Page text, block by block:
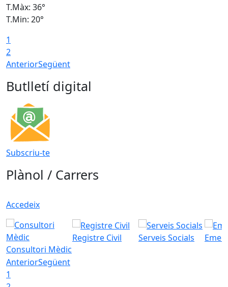
T.Màx: 36°
T.Min: 20°
1
2
AnteriorSegüent
Butlletí digital
Subscriu-te
Plànol / Carrers
Accedeix
Consultori Mèdic
Registre Civil Serveis Socials
AnteriorSegüent
1